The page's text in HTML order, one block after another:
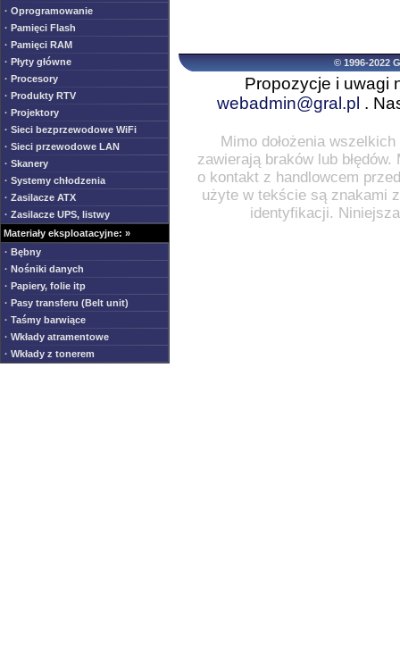
· Oprogramowanie
· Pamięci Flash
· Pamięci RAM
· Płyty główne
· Procesory
· Produkty RTV
· Projektory
· Sieci bezprzewodowe WiFi
· Sieci przewodowe LAN
· Skanery
· Systemy chłodzenia
· Zasilacze ATX
· Zasilacze UPS, listwy
Materiały eksploatacyjne: »
· Bębny
· Nośniki danych
· Papiery, folie itp
· Pasy transferu (Belt unit)
· Taśmy barwiące
· Wkłady atramentowe
· Wkłady z tonerem
© 1996-2022
Propozycje i uwagi
webadmin@gral.pl .
Mimo dołożenia
zawierają braków lub
o kontakt z handlowcem
użyte w tekście są znakami
identyfikacji.